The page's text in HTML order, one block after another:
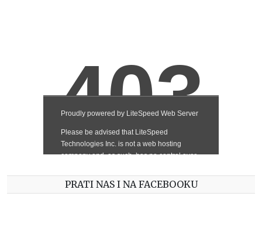
PRATI NAS I NA FACEBOOKU